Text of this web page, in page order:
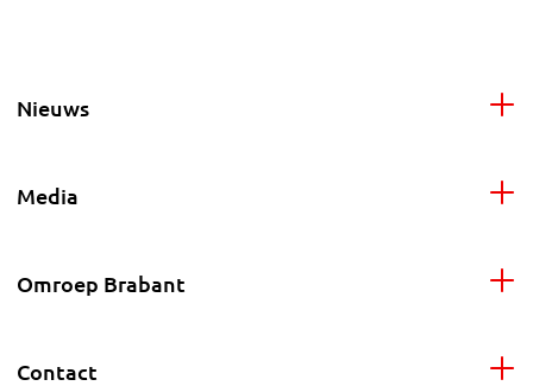
Nieuws
Media
Omroep Brabant
Contact